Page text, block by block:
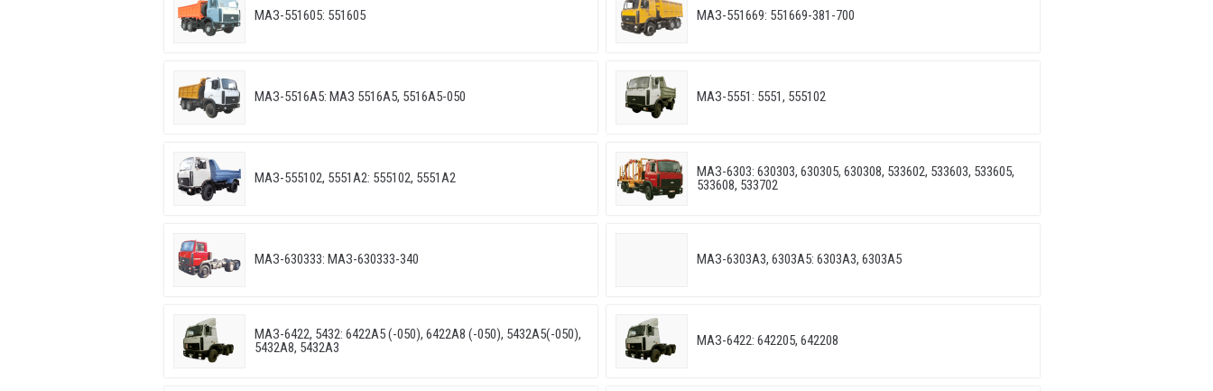
МАЗ-551605: 551605 МАЗ-551669: 551669-381-700
МАЗ-5516А5: МАЗ 5516А5, 5516А5-050 МАЗ-5551: 5551, 555102
МАЗ-555102, 5551А2: 555102, 5551А2
МАЗ-6303: 630303, 630305, 630308, 533602, 533603, 533605,
533608, 533702
МАЗ-630333: МАЗ-630333-340 МАЗ-6303A3, 6303A5: 6303A3, 6303A5
МАЗ-6422, 5432: 6422A5 (-050), 6422A8 (-050), 5432A5(-050),
5432A8, 5432A3
МАЗ-6422: 642205, 642208